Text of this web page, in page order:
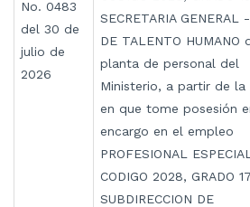
No. 0483
del 30 de
julio de
2026
SECRETARIA GENERAL
DE TALENTO HUMANO
planta de personal del
Ministerio, a partir de la
en que tome posesión
encargo en el empleo
PROFESIONAL
CODIGO 2028, GRADO
SUBDIRECCION DE